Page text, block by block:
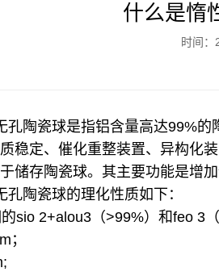
什么是惰
时间
孔陶瓷球是指铝含量高达99%
稳定、催化重整装置、异构化
储存陶瓷球。其主要功能是增
陶瓷球的理化性质如下：
sio 2+alou3（>99%）和feo 3（
；